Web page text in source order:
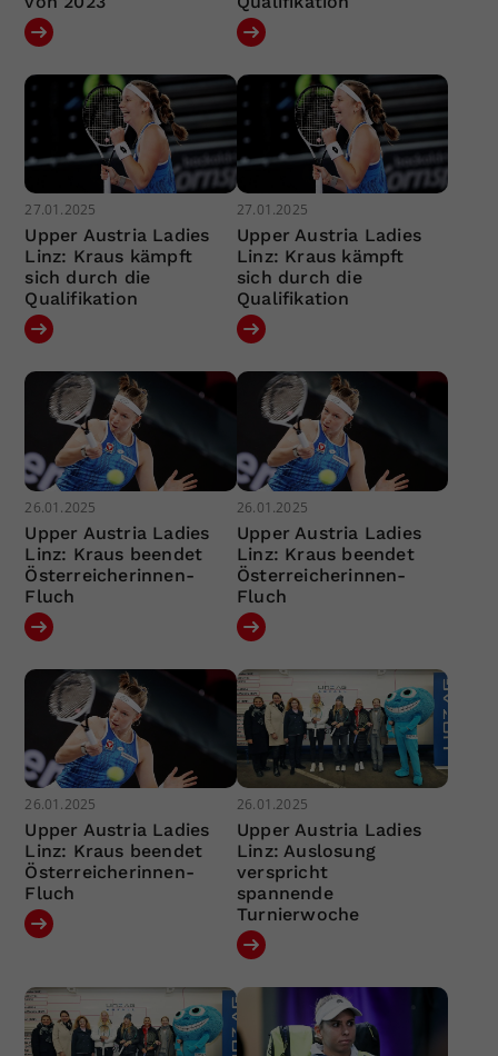
27.01.2025
Upper Austria Ladies
Linz: Kraus kämpft
sich durch die
Qualifikation
27.01.2025
Upper Austria Ladies
Linz: Kraus kämpft
sich durch die
Qualifikation
26.01.2025
Upper Austria Ladies
Linz: Kraus beendet
Österreicherinnen-
Fluch
26.01.2025
Upper Austria Ladies
Linz: Kraus beendet
Österreicherinnen-
Fluch
26.01.2025
Upper Austria Ladies
Linz: Kraus beendet
Österreicherinnen-
Fluch
26.01.2025
Upper Austria Ladies
Linz: Auslosung
verspricht
spannende
Turnierwoche